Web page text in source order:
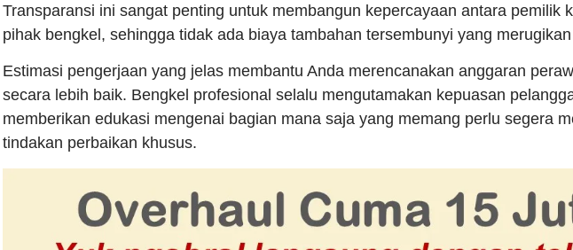
Transparansi ini sangat penting untuk membangun kepercayaan antara pemilik
pihak bengkel, sehingga tidak ada biaya tambahan tersembunyi yang
Estimasi pengerjaan yang jelas membantu Anda merencanakan anggaran
secara lebih baik. Bengkel profesional selalu mengutamakan kepuasan
memberikan edukasi mengenai bagian mana saja yang memang perlu segera
tindakan perbaikan khusus.